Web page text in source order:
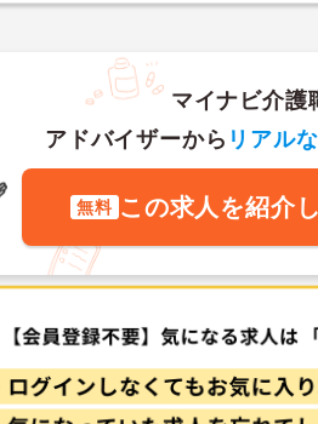
マイナビ介護
アドバイザーから リアル
無料 この求人を紹介